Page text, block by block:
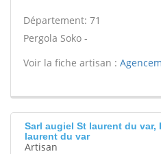
Département: 71
Pergola Soko -
Voir la fiche artisan :
Sarl augiel St laurent du var,
laurent du var
Artisan